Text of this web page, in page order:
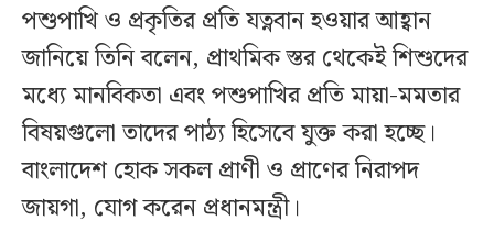
পশুপাখি ও প্রকৃতির প্রতি যত্নবান হওয়ার আহ্বান
জানিয়ে তিনি বলেন, প্রাথমিক স্তর থেকেই শিশুদের
মধ্যে মানবিকতা এবং পশুপাখির প্রতি মায়া-মমতার
বিষয়গুলো তাদের পাঠ্য হিসেবে যুক্ত করা হচ্ছে।
বাংলাদেশ হোক সকল প্রাণী ও প্রাণের নিরাপদ
জায়গা, যোগ করেন প্রধানমন্ত্রী।